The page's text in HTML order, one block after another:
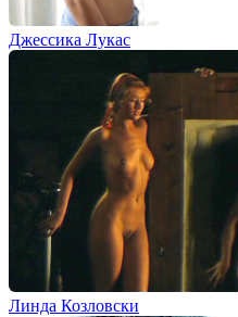
Джессика Лукас
Линда Козловски